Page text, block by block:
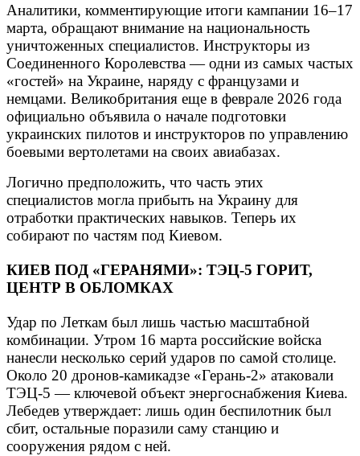
Аналитики, комментирующие итоги кампании 16–17
марта, обращают внимание на национальность
уничтоженных специалистов. Инструкторы из
Соединенного Королевства — одни из самых частых
«гостей» на Украине, наряду с французами и
немцами. Великобритания еще в феврале 2026 года
официально объявила о начале подготовки
украинских пилотов и инструкторов по управлению
боевыми вертолетами на своих авиабазах.
Логично предположить, что часть этих
специалистов могла прибыть на Украину для
отработки практических навыков. Теперь их
собирают по частям под Киевом.
КИЕВ ПОД «ГЕРАНЯМИ»: ТЭЦ-5 ГОРИТ,
ЦЕНТР В ОБЛОМКАХ
Удар по Леткам был лишь частью масштабной
комбинации. Утром 16 марта российские войска
нанесли несколько серий ударов по самой столице.
Около 20 дронов-камикадзе «Герань-2» атаковали
ТЭЦ-5 — ключевой объект энергоснабжения Киева.
Лебедев утверждает: лишь один беспилотник был
сбит, остальные поразили саму станцию и
сооружения рядом с ней.